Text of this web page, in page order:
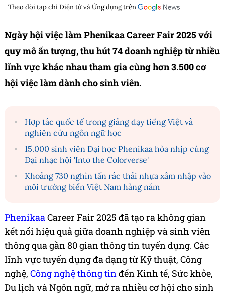
Theo dõi tạp chíĐiện tử và Ứng dụngtrên
Ngày hội việc làm Phenikaa Career Fair 2025 với
quy mô ấn tượng, thu hút 74 doanh nghiệp từ nhiều
lĩnh vực khác nhau tham gia cùng hơn 3.500 cơ
hội việc làm dành cho sinh viên.
Hợp tác quốc tế trong giảng dạy tiếng Việt và
nghiên cứu ngôn ngữ học
15.000 sinh viên Đại học Phenikaa hòa nhịp cùng
Đại nhạc hội 'Into the Colorverse'
Khoảng 730 nghìn tấn rác thải nhựa xâm nhập vào
môi trường biển Việt Nam hàng năm
PhenikaaCareer Fair 2025 đã tạo ra không gian
kết nối hiệu quả giữa doanh nghiệp và sinh viên
thông qua gần 80 gian thông tin tuyển dụng. Các
lĩnh vực tuyển dụng đa dạng từ Kỹ thuật, Công
nghệ, Công nghệ thông tinđến Kinh tế, Sức khỏe,
Du lịch và Ngôn ngữ, mở ra nhiều cơ hội cho sinh